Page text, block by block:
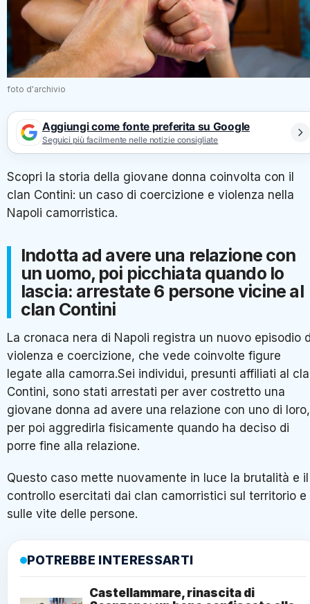
foto d'archivio
Aggiungi come fonte preferita su Google
Seguici più facilmente nelle notizie consigliate
Scopri la storia della giovane donna coinvolta con il
clan Contini: un caso di coercizione e violenza nella
Napoli camorristica.
Indotta ad avere una relazione con
un uomo, poi picchiata quando lo
lascia: arrestate 6 persone vicine al
clan Contini
La cronaca nera di Napoli registra un nuovo episodio
violenza e coercizione, che vede coinvolte figure
legate alla camorra.Sei individui, presunti affiliati al
Contini, sono stati arrestati per aver costretto una
giovane donna ad avere una relazione con uno di loro,
per poi aggredirla fisicamente quando ha deciso di
porre fine alla relazione.
Questo caso mette nuovamente in luce la brutalità e il
controllo esercitati dai clan camorristici sul territorio e
sulle vite delle persone.
POTREBBE INTERESSARTI
Castellammare, rinascita di